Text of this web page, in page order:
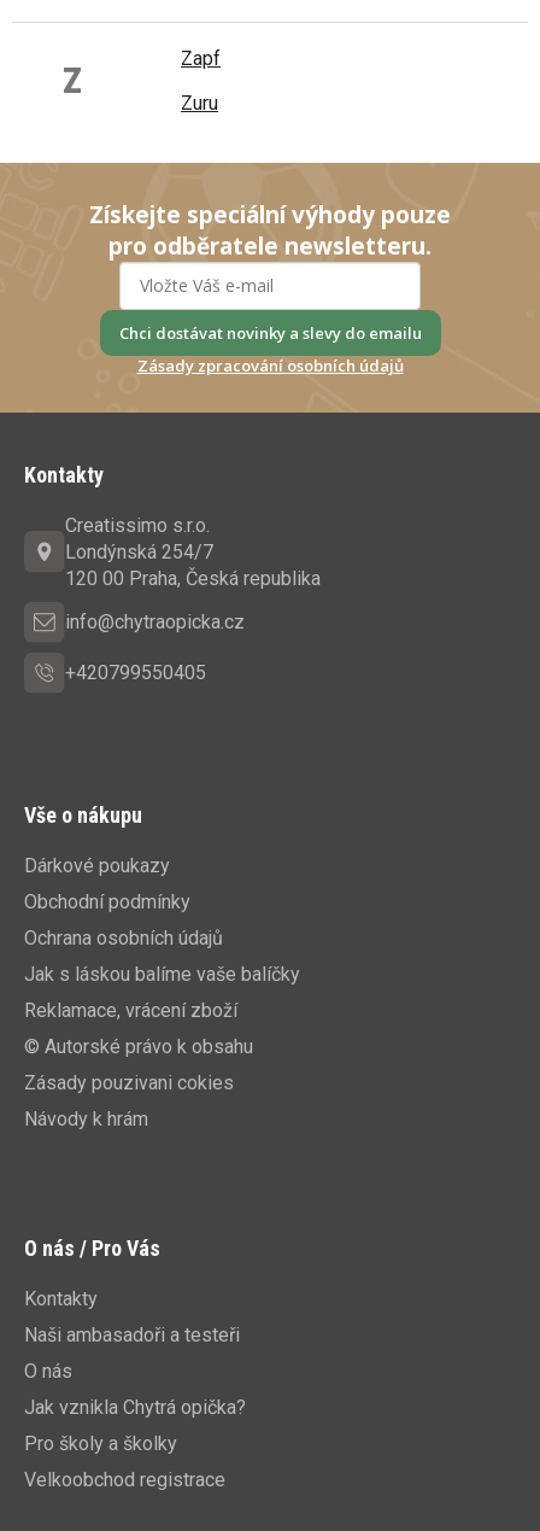
Z
Zapf
Zuru
Získejte speciální výhody pouze
pro odběratele newsletteru.
Chci dostávat novinky a slevy do emailu
Zásady zpracování osobních údajů
Kontakty
Creatissimo s.r.o.
Londýnská 254/7
120 00 Praha, Česká republika
info@chytraopicka.cz
+420799550405
Vše o nákupu
Dárkové poukazy
Obchodní podmínky
Ochrana osobních údajů
Jak s láskou balíme vaše balíčky
Reklamace, vrácení zboží
© Autorské právo k obsahu
Zásady pouzivani cokies
Návody k hrám
O nás / Pro Vás
Kontakty
Naši ambasadoři a testeři
O nás
Jak vznikla Chytrá opička?
Pro školy a školky
Velkoobchod registrace